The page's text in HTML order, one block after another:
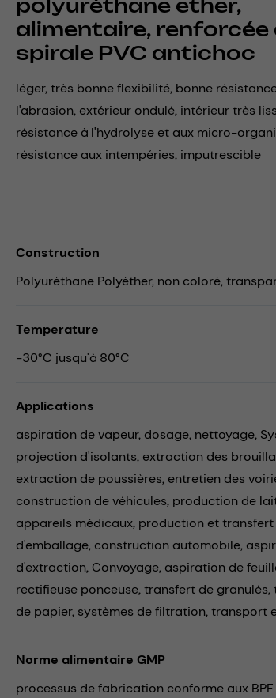
polyuréthane ether,
alimentaire, renforcée
spirale PVC antichoc
léger, très bonne flexibilité, bonne
l'abrasion, extérieur ondulé, intérieur très
résistance à l'hydrolyse et aux micro-
résistance aux intempéries, imputrescible
Construction
Polyuréthane Polyéther, non coloré,
Temperature
-30°C jusqu'à 80°C
Applications
aspiration de vapeur, dosage, nettoyage,
projection d'isolants, extraction des
extraction de poussières, entretien des
construction de véhicules, production de
appareils médicaux, production et
d'emballage, construction automobile,
d'extraction, Convoyage, aspiration de
rectifieuse ponceuse,transfert de granulés,
de papier, systèmes de filtration,transport
Norme alimentaire GMP
processus de fabrication conforme aux